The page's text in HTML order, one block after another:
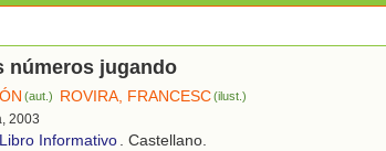
números jugando
(aut.) ROVIRA, FRANCESC(ilust.)
2003
Libro Informativo. Castellano.